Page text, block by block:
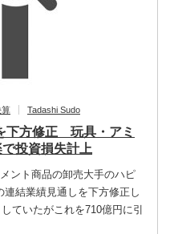
算 Tadashi Sudo
下方修正 玩具・アミ
投資損失計上
ント商品の卸売大手のハピ
結業績見通しを下方修正し
ていたがこれを710億円に引